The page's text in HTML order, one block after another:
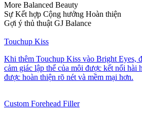
More Balanced Beauty
Sự Kết hợp Cộng hưởng Hoàn thiện
Gợi ý thủ thuật GJ Balance
Touchup Kiss
Khi thêm Touchup Kiss vào Bright Eyes,
cảm giác lập thể của môi được kết nối hài
được hoàn thiện rõ nét và mềm mại hơn.
Custom Forehead Filler